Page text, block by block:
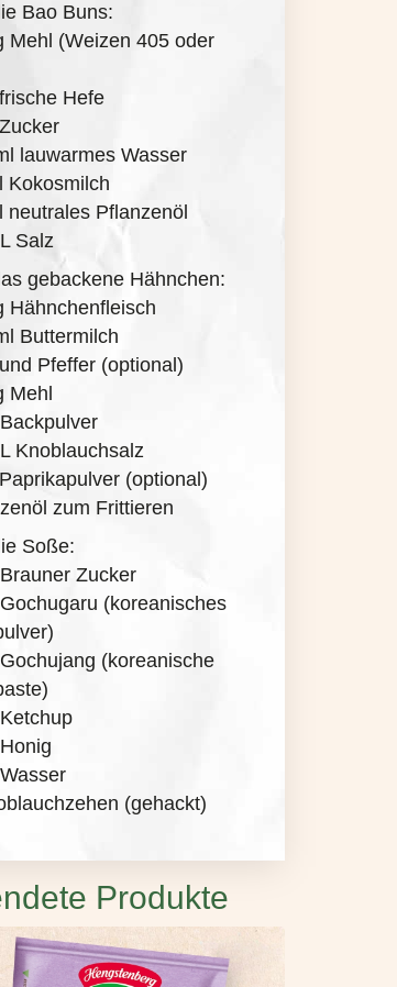
Bao Buns:
Mehl (Weizen 405 oder
Hefe
lauwarmes Wasser
Kokosmilch
neutrales Pflanzenöl
Salz
gebackene Hähnchen:
Hähnchenfleisch
Buttermilch
Pfeffer (optional)
Mehl
Knoblauchsalz
(optional)
zum Frittieren
Soße:
Zucker
(koreanisches
(koreanische
(gehackt)
Produkte